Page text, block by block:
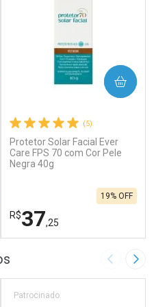
FECHAR
FECHAR
(5)
Protetor Solar Facial Ever
Care FPS 70 com Cor Pele
Negra 40g
R$37,25
19% OFF
COMPRAR
Laboratório
Por Menos
Imagem
Patrocinado